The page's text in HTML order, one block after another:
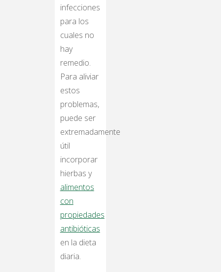
infecciones
para los
cuales no
hay
remedio.
Para aliviar
estos
problemas,
puede ser
extremadamente
útil
incorporar
hierbas y
alimentos
con
propiedades
antibióticas
en la dieta
diaria.